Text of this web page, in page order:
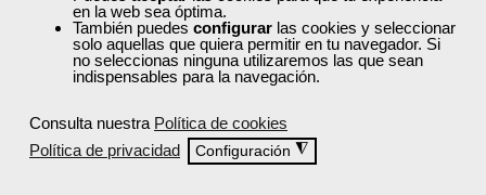
en la web sea óptima.
También puedes configurar las cookies y seleccionar
solo aquellas que quiera permitir en tu navegador. Si
no seleccionas ninguna utilizaremos las que sean
indispensables para la navegación.
Consulta nuestra Política de cookies
Política de privacidad
Configuración ◮
Sin requisitos de acceso
Diploma